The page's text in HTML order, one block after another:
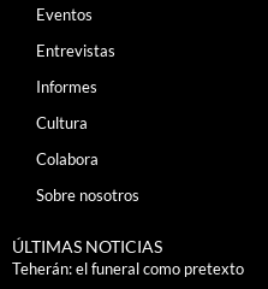
Eventos
Entrevistas
Informes
Cultura
Colabora
Sobre nosotros
ÚLTIMAS NOTICIAS
Teherán: el funeral como pretexto